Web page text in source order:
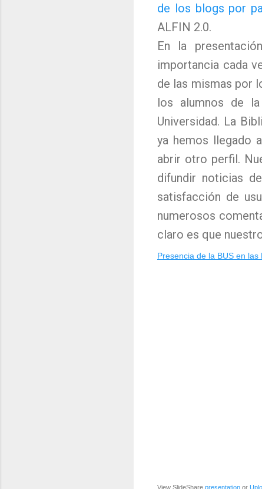
de los blogs por
ALFIN 2.0.
En la
importancia cada
de las mismas por
los alumnos de
Universidad. La
ya hemos llegado
abrir otro perfil.
difundir noticias
satisfacción de
numerosos
claro es que
Presencia de la BUS en las
View SlideShare presentation or